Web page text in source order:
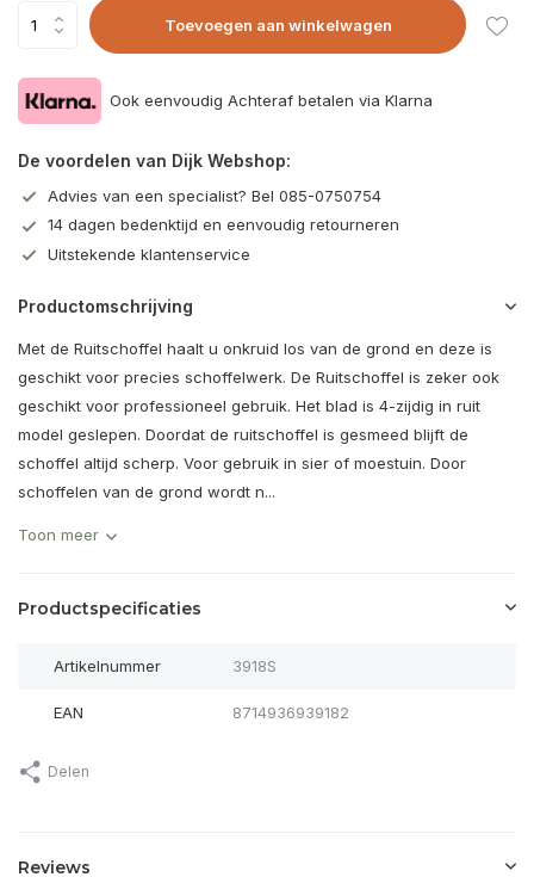
Toevoegen aan winkelwagen
Ook eenvoudig Achteraf betalen via Klarna
De voordelen van Dijk Webshop:
Advies van een specialist? Bel 085-0750754
14 dagen bedenktijd en eenvoudig retourneren
Uitstekende klantenservice
Productomschrijving
Met de Ruitschoffel haalt u onkruid los van de grond en deze is
geschikt voor precies schoffelwerk. De Ruitschoffel is zeker ook
geschikt voor professioneel gebruik. Het blad is 4-zijdig in ruit
model geslepen. Doordat de ruitschoffel is gesmeed blijft de
schoffel altijd scherp. Voor gebruik in sier of moestuin. Door
schoffelen van de grond wordt n...
Toon meer
Productspecificaties
Artikelnummer 3918S
EAN 8714936939182
Delen
Reviews